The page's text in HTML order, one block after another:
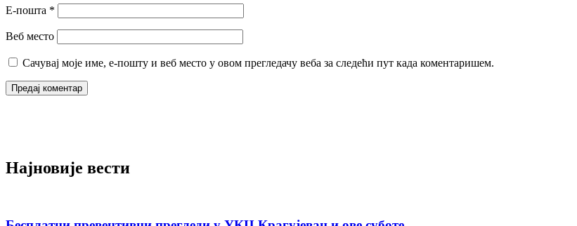
Е-пошта *
Веб место
Сачувај моје име, е-пошту и веб место у овом прегледачу веба за следећи пут када коментаришем.
Најновије вести